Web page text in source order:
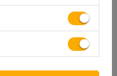
AUTHENTICITEIT
kiest u ervoor om
te kopen. U bent er
origineel is en dat
is. Wij ontwerpen en